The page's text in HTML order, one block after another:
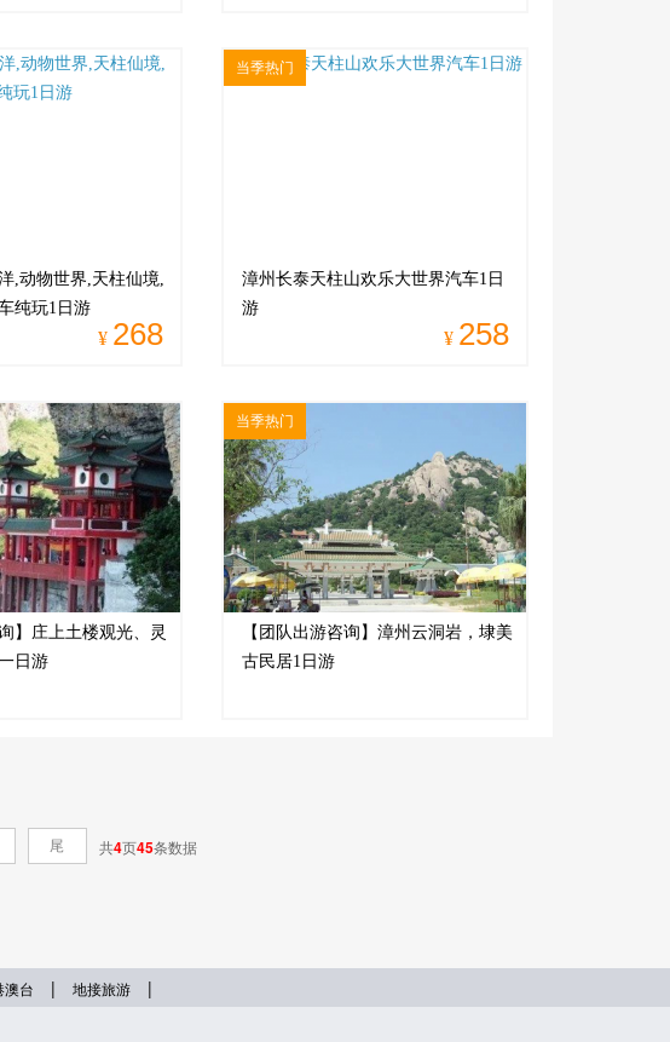
,动物世界,天柱仙境,
纯玩1日游
¥ 268
当季热门
漳州长泰天柱山欢乐大世界汽车1日
游
¥ 258
】庄上土楼观光、灵
日游
当季热门
【团队出游咨询】漳州云洞岩，埭美
古民居1日游
尾
共4页45条数据
澳台 | 地接旅游 |